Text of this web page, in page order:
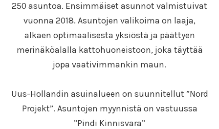
250 asuntoa. Ensimmäiset asunnot valmistuivat
vuonna 2018. Asuntojen valikoima on laaja,
alkaen optimaalisesta yksiöstä ja päättyen
merinäköalalla kattohuoneistoon, joka täyttää
jopa vaativimmankin maun.
Uus-Hollandin asuinalueen on suunnitellut ”Nord
Projekt”. Asuntojen myynnistä on vastuussa
”Pindi Kinnisvara”